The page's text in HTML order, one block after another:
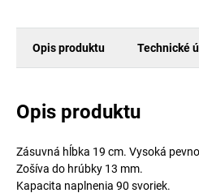
Opis produktu Technické
Opis produktu
Zásuvná hĺbka 19 cm. Vysoká
Zošíva do hrúbky 13 mm.
Kapacita naplnenia 90 svoriek.